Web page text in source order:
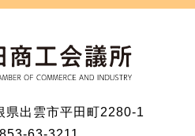
出雲市平田町2280-1